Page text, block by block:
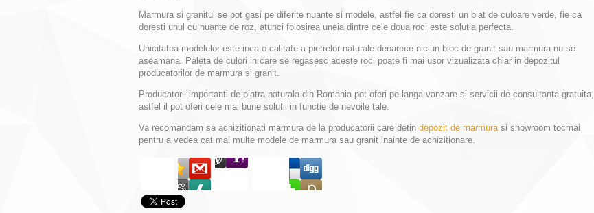
Marmura si granitul se pot gasi pe diferite nuante si modele, astfel fie ca doresti un blat de culoare verde, fie ca
doresti unul cu nuante de roz, atunci folosirea uneia dintre cele doua roci este solutia perfecta.
Unicitatea modelelor este inca o calitate a pietrelor naturale deoarece niciun bloc de granit sau marmura nu se
aseamana. Paleta de culori in care se regasesc aceste roci poate fi mai usor vizualizata chiar in depozitul
producatorilor de marmura si granit.
Producatorii importanti de piatra naturala din Romania pot oferi pe langa vanzare si servicii de consultanta gratuita,
astfel il pot oferi cele mai bune solutii in functie de nevoile tale.
Va recomandam sa achizitionati marmura de la producatorii care detin depozit de marmurasi showroom tocmai
pentru a vedea cat mai multe modele de marmura sau granit inainte de achizitionare.